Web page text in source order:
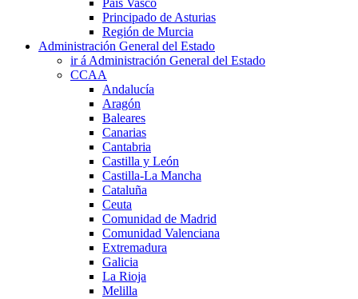
Principado de Asturias
Región de Murcia
Administración General del Estado
ir á Administración General del Estado
CCAA
Andalucía
Aragón
Baleares
Canarias
Cantabria
Castilla y León
Castilla-La Mancha
Cataluña
Ceuta
Comunidad de Madrid
Comunidad Valenciana
Extremadura
Galicia
La Rioja
Melilla